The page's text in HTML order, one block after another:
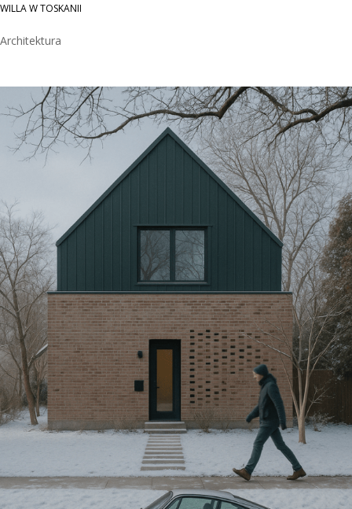
WILLA W TOSKANII
Architektura